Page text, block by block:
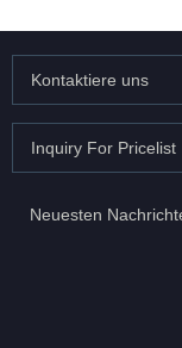
Kontaktiere uns
Inquiry For Pricelist
Neuesten